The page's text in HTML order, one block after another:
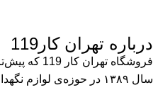
درباره تهران کار119
فروشگاه
سال ۱۳۸۹ در حوزه‌ی